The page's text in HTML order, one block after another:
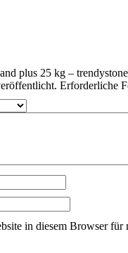
plus 25 kg –
Erforderliche
in diesem Browser für